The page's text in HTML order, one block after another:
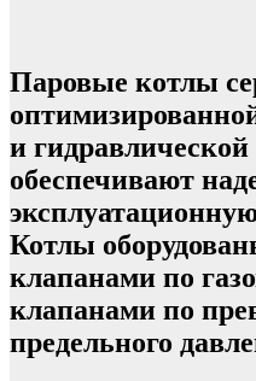
Паровые котлы
и
обеспечивают
Котлы
клапанами по
клапанами по
предельного